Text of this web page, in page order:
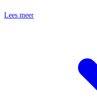
Lees meer